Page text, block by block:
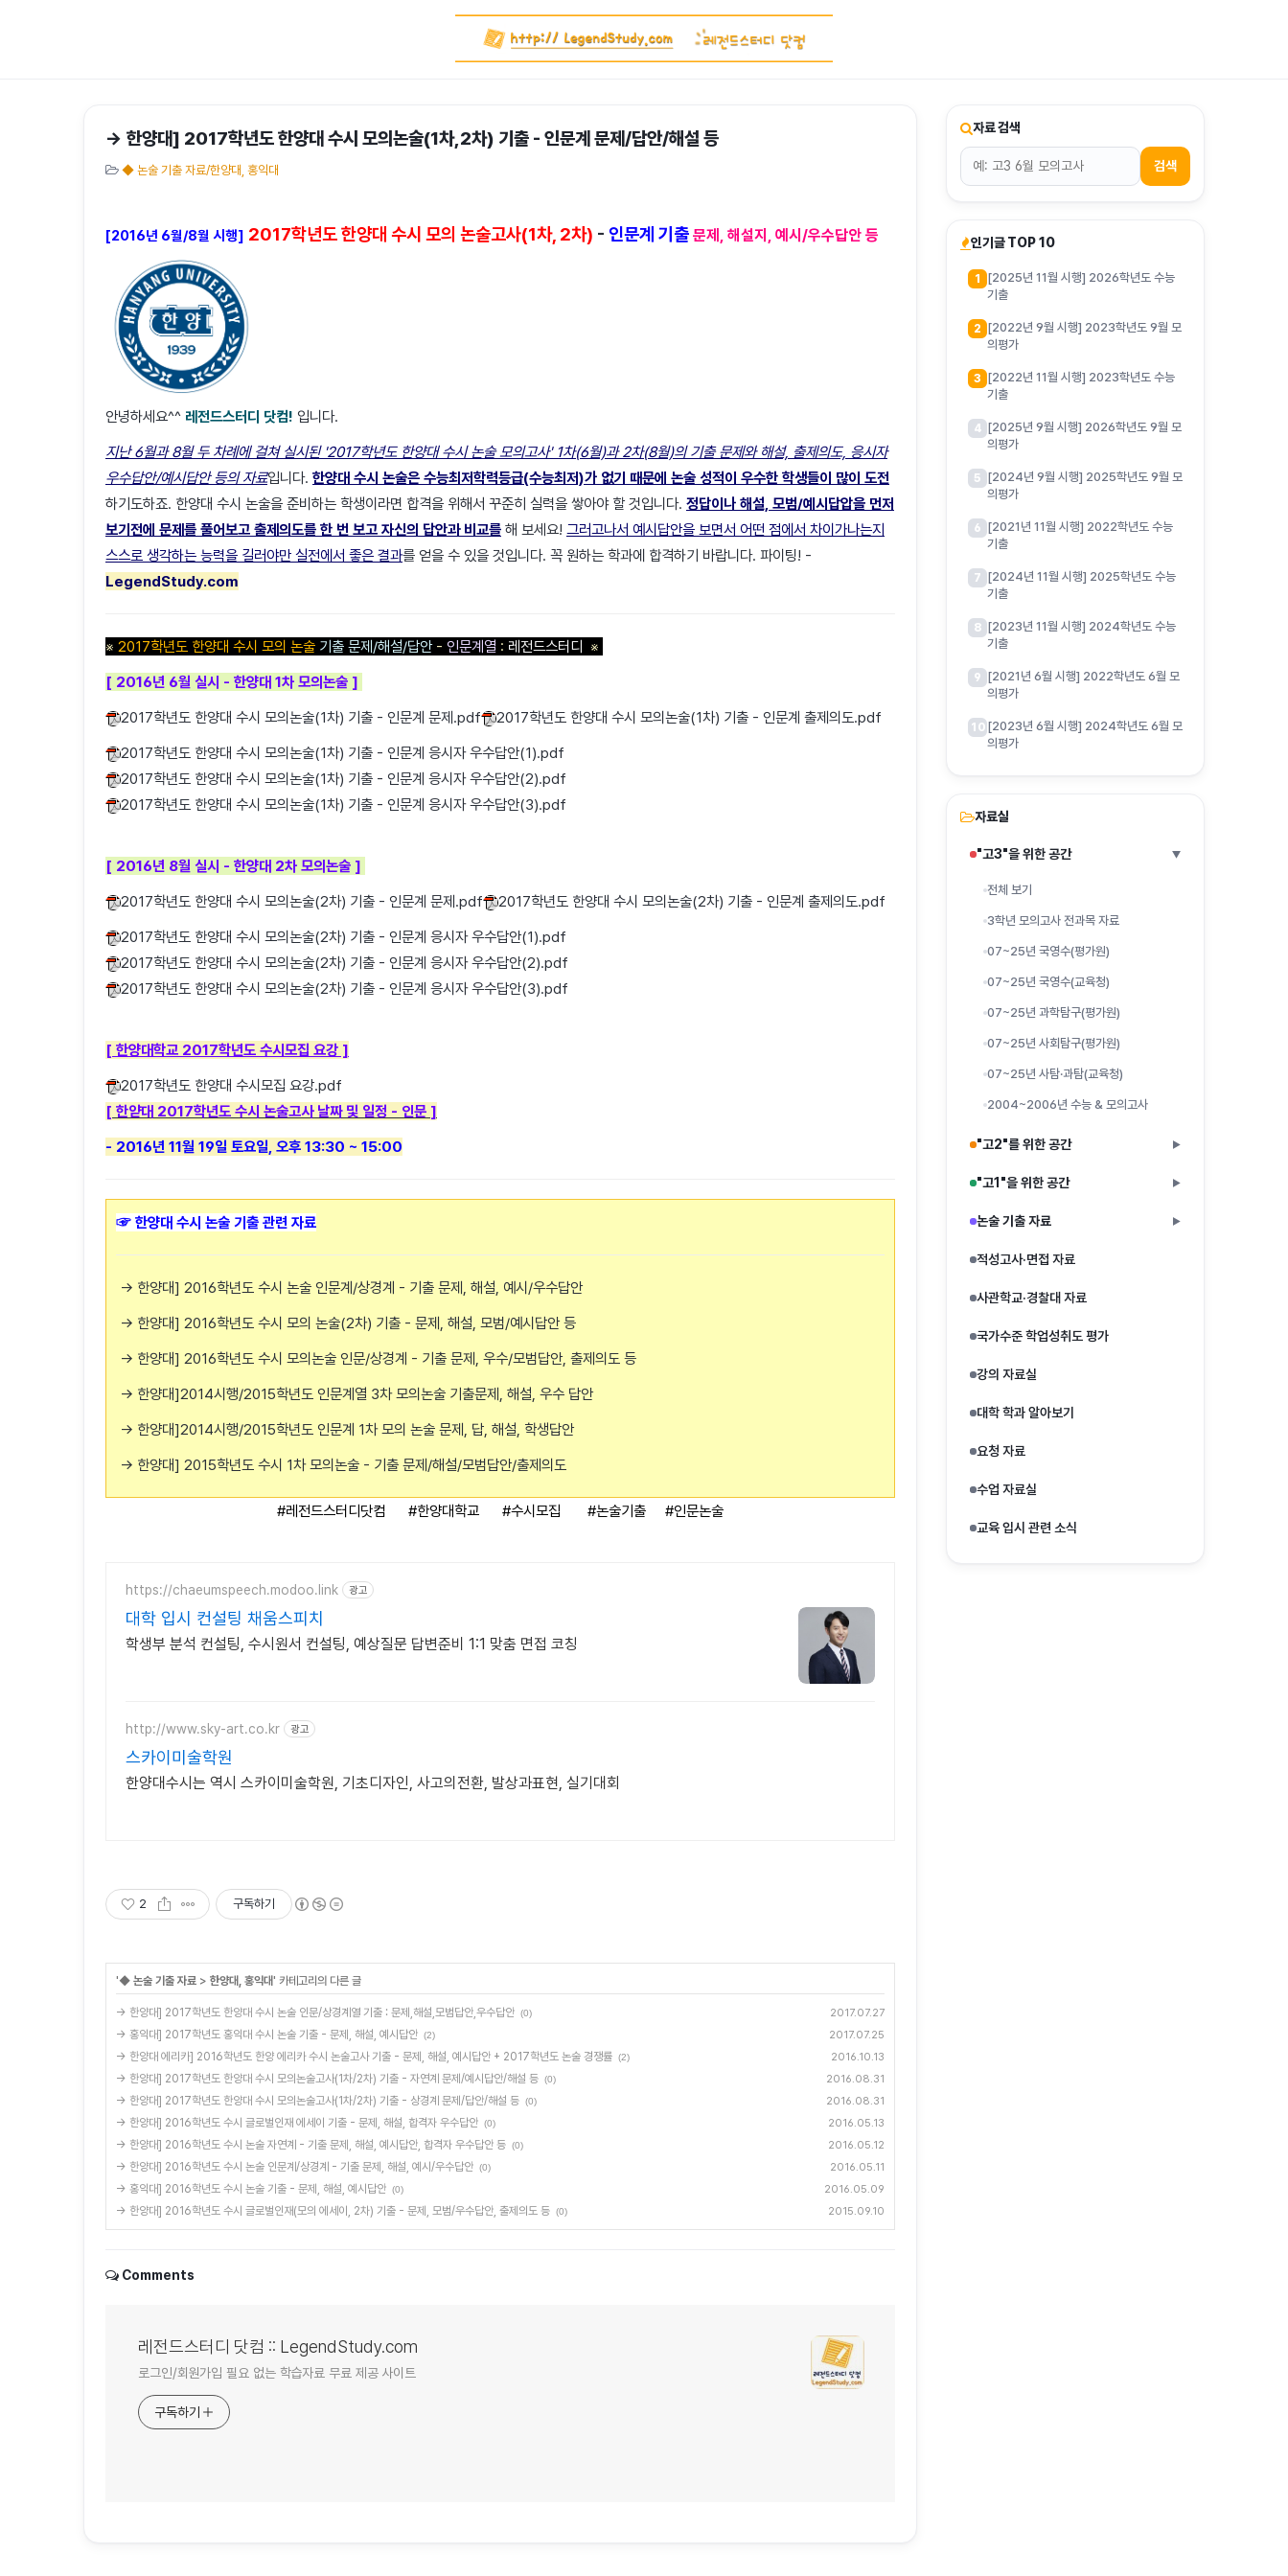
→ 한양대] 2017학년도 한양대 수시 모의논술(1차,2차) 기출 - 인문계 문제/답안/해설 등
◆ 논술 기출 자료/한양대, 홍익대
[2016년 6월/8월 시행] 2017학년도 한양대 수시 모의 논술고사(1차, 2차) - 인문계 기출 문제, 해설지, 예시/우수답안 등
안녕하세요^^ 레전드스터디 닷컴! 입니다.
지난 6월과 8월 두 차례에 걸쳐 실시된 '2017학년도 한양대 수시 논술 모의고사' 1차(6월)과 2차(8월)의 기출 문제와 해설, 출제의도, 응시자
우수답안/예시답안 등의 자료입니다. 한양대 수시 논술은 수능최저학력등급(수능최저)가 없기 때문에 논술 성적이 우수한 학생들이 많이 도전
하기도하죠. 한양대 수시 논술을 준비하는 학생이라면 합격을 위해서 꾸준히 실력을 쌓아야 할 것입니다. 정답이나 해설, 모범/예시답압을 먼저
보기전에 문제를 풀어보고 출제의도를 한 번 보고 자신의 답안과 비교를 해 보세요! 그러고나서 예시답안을 보면서 어떤 점에서 차이가나는지
스스로 생각하는 능력을 길러야만 실전에서 좋은 결과를 얻을 수 있을 것입니다. 꼭 원하는 학과에 합격하기 바랍니다. 파이팅! -
LegendStudy.com
※ 2017학년도 한양대 수시 모의 논술 기출 문제/해설/답안- 인문계열 : 레전드스터디 ※
[ 2016년 6월 실시 - 한양대 1차 모의논술 ]
2017학년도 한양대 수시 모의논술(1차) 기출 - 인문계 문제.pdf
2017학년도 한양대 수시 모의논술(1차) 기출 - 인문계 출제의도.pdf
2017학년도 한양대 수시 모의논술(1차) 기출 - 인문계 응시자 우수답안(1).pdf
2017학년도 한양대 수시 모의논술(1차) 기출 - 인문계 응시자 우수답안(2).pdf
2017학년도 한양대 수시 모의논술(1차) 기출 - 인문계 응시자 우수답안(3).pdf
[ 2016년 8월 실시 - 한양대 2차 모의논술 ]
2017학년도 한양대 수시 모의논술(2차) 기출 - 인문계 문제.pdf
2017학년도 한양대 수시 모의논술(2차) 기출 - 인문계 출제의도.pdf
2017학년도 한양대 수시 모의논술(2차) 기출 - 인문계 응시자 우수답안(1).pdf
2017학년도 한양대 수시 모의논술(2차) 기출 - 인문계 응시자 우수답안(2).pdf
2017학년도 한양대 수시 모의논술(2차) 기출 - 인문계 응시자 우수답안(3).pdf
[ 한양대학교 2017학년도 수시모집 요강 ]
2017학년도 한양대 수시모집 요강.pdf
[ 한얃대 2017학년도 수시 논술고사 날짜 및 일정 - 인문 ]
- 2016년 11월 19일 토요일, 오후 13:30 ~ 15:00
☞ 한양대 수시 논술 기출 관련 자료
→ 한양대] 2016학년도 수시 논술 인문계/상경계 - 기출 문제, 해설, 예시/우수답안
→ 한양대] 2016학년도 수시 모의 논술(2차) 기출 - 문제, 해설, 모범/예시답안 등
→ 한양대] 2016학년도 수시 모의논술 인문/상경계 - 기출 문제, 우수/모범답안, 출제의도 등
→ 한양대]2014시행/2015학년도 인문계열 3차 모의논술 기출문제, 해설, 우수 답안
→ 한양대]2014시행/2015학년도 인문계 1차 모의 논술 문제, 답, 해설, 학생답안
→ 한양대] 2015학년도 수시 1차 모의논술 - 기출 문제/해설/모범답안/출제의도
#레전드스터디닷컴 #한양대학교 #수시모집 #논술기출 #인문논술
https://chaeumspeech.modoo.link 광고
대학 입시 컨설팅 채움스피치
학생부 분석 컨설팅, 수시원서 컨설팅, 예상질문 답변준비 1:1 맞춤 면접 코칭
http://www.sky-art.co.kr 광고
스카이미술학원
한양대수시는 역시 스카이미술학원, 기초디자인, 사고의전환, 발상과표현, 실기대회
2 구독하기
'◆ 논술 기출 자료 > 한양대, 홍익대' 카테고리의 다른 글
→ 한양대] 2017학년도 한양대 수시 논술 인문/상경계열 기출 : 문제,해설,모범답안,우수답안 (0) 2017.07.27
→ 홍익대] 2017학년도 홍익대 수시 논술 기출 - 문제, 해설, 예시답안 (2) 2017.07.25
→ 한양대 에리카] 2016학년도 한양 에리카 수시 논술고사 기출 - 문제, 해설, 예시답안 + 2017학년도 논술 경쟁률 (2) 2016.10.13
→ 한양대] 2017학년도 한양대 수시 모의논술고사(1차/2차) 기출 - 자연계 문제/예시답안/해설 등 (0) 2016.08.31
→ 한양대] 2017학년도 한양대 수시 모의논술고사(1차/2차) 기출 - 상경계 문제/답안/해설 등 (0) 2016.08.31
→ 한양대] 2016학년도 수시 글로벌인재 에세이 기출 - 문제, 해설, 합격자 우수답안 (0) 2016.05.13
→ 한양대] 2016학년도 수시 논술 자연계 - 기출 문제, 해설, 예시답안, 합격자 우수답안 등 (0) 2016.05.12
→ 한양대] 2016학년도 수시 논술 인문계/상경계 - 기출 문제, 해설, 예시/우수답안 (0) 2016.05.11
→ 홍익대] 2016학년도 수시 논술 기출 - 문제, 해설, 예시답안 (0) 2016.05.09
→ 한양대] 2016학년도 수시 글로벌인재(모의 에세이, 2차) 기출 - 문제, 모범/우수답안, 출제의도 등 (0) 2015.09.10
Comments
레전드스터디 닷컴 :: LegendStudy.com
로그인/회원가입 필요 없는 학습자료 무료 제공 사이트
구독하기
자료 검색
검색
인기글 TOP 10
1
[2025년 11월 시행] 2026학년도 수능
기출
2 [2022년 9월 시행] 2023학년도 9월 모
의평가
3 [2022년 11월 시행] 2023학년도 수능
기출
4 [2025년 9월 시행] 2026학년도 9월 모
의평가
5 [2024년 9월 시행] 2025학년도 9월 모
의평가
6 [2021년 11월 시행] 2022학년도 수능
기출
7 [2024년 11월 시행] 2025학년도 수능
기출
8 [2023년 11월 시행] 2024학년도 수능
기출
9 [2021년 6월 시행] 2022학년도 6월 모
의평가
10 [2023년 6월 시행] 2024학년도 6월 모
의평가
자료실
"고3"을 위한 공간 ▶
전체 보기
3학년 모의고사 전과목 자료
07~25년 국영수(평가원)
07~25년 국영수(교육청)
07~25년 과학탐구(평가원)
07~25년 사회탐구(평가원)
07~25년 사탐·과탐(교육청)
2004~2006년 수능 & 모의고사
"고2"를 위한 공간 ▶
"고1"을 위한 공간 ▶
논술 기출 자료 ▶
적성고사·면접 자료
사관학교·경찰대 자료
국가수준 학업성취도 평가
강의 자료실
대학 학과 알아보기
요청 자료
수업 자료실
교육 입시 관련 소식